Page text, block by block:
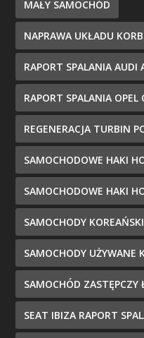
MAŁY SAMOCHÓD
NAPRAWA UKŁADU
RAPORT SPALANIA AUDI
RAPORT SPALANIA OPEL
REGENERACJA TURBIN
SAMOCHODOWE HAKI
SAMOCHODOWE HAKI
SAMOCHODY
SAMOCHODY UŻYWANE
SAMOCHÓD ZASTĘPCZY
SEAT IBIZA RAPORT